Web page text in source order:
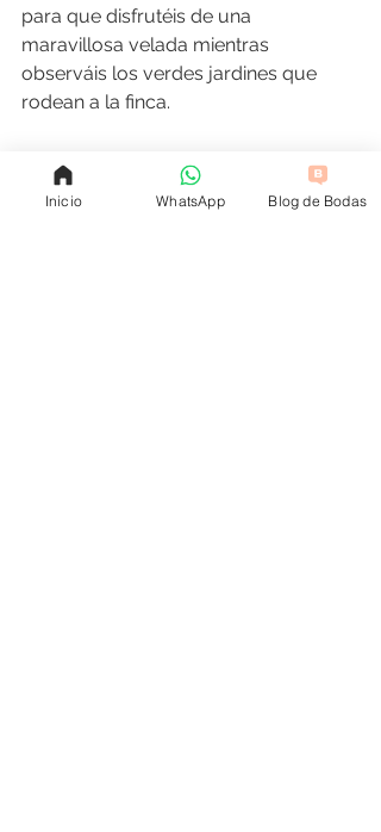
para que disfrutéis de una
maravillosa velada mientras
observáis los verdes jardines que
rodean a la finca.
para que vuestra boda
cumpla y
supere vuestras expectativas ,
Inicio WhatsApp Blog de Bodas